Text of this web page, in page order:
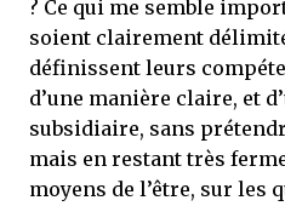
? Ce qui me semble
soient clairement
définissent leurs
d’une manière claire, et
subsidiaire, sans
mais en restant très
moyens de l’être, sur les